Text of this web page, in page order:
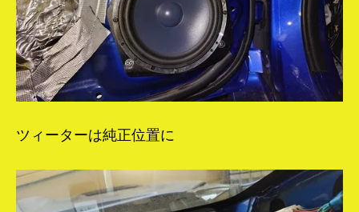
ツィーターは純正位置に